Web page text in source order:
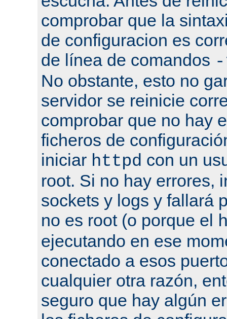
comprobar que la
de configuracion es
de línea de comandos
No obstante, esto no
servidor se reinicie
comprobar que no hay
ficheros de
iniciar httpd con un
root. Si no hay errores,
sockets y logs y fallará
no es root (o porque el
ejecutando en ese
conectado a esos
cualquier otra razón,
seguro que hay algún